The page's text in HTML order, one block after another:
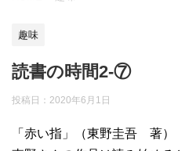
趣味
読書の時間2-⑦
投稿日： 2020年6月1日
「赤い指」（東野圭吾 著）